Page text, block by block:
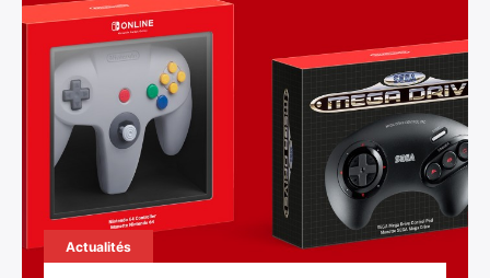
Actualités